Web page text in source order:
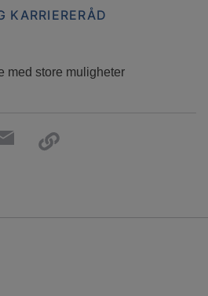
KARRIERERÅD
med store muligheter